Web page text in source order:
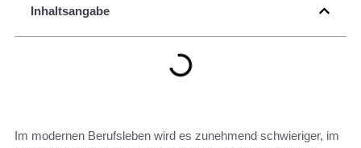
Inhaltsangabe
Im modernen Berufsleben wird es zunehmend schwieriger, im